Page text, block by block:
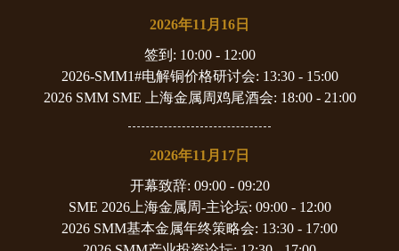
2026年11月16日
签到 : 10:00 - 12:00
2026-SMM1#电解铜价格研讨会: 13:30 - 15:00
2026 SMM SME 上海金属周鸡尾酒会: 18:00 - 21:00
2026年11月17日
开幕致辞: 09:00 - 09:20
SME 2026上海金属周-主论坛: 09:00 - 12:00
2026 SMM基本金属年终策略会: 13:30 - 17:00